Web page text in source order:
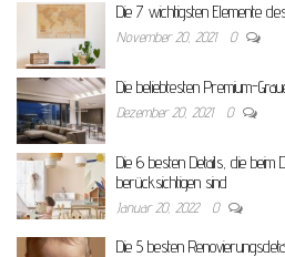
Die 7 wichtigsten Elemente
November 20, 2021 0
Die beliebtesten Premium-
Dezember 20, 2021 0
Die 6 besten Details, die beim
berücksichtigen sind
Januar 20, 2022 0
Die 5 besten